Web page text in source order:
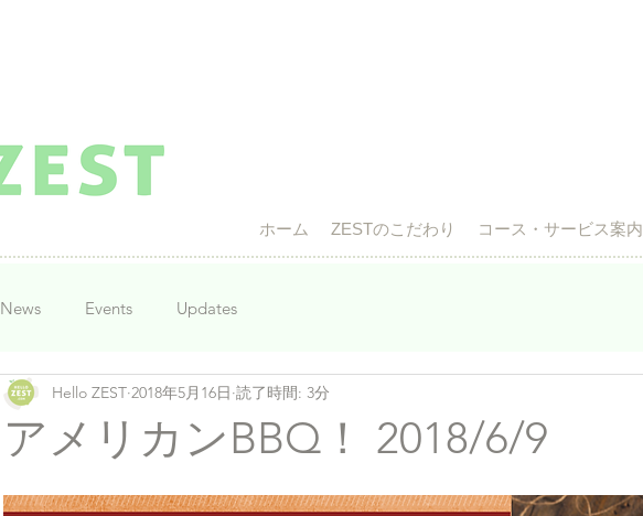
ホーム ZESTのこだわり コース・サービス案内
News Events Updates
アメリカンBBQ！ 2018/6/9
Hello ZEST 2018年5月16日 読了時間: 3分